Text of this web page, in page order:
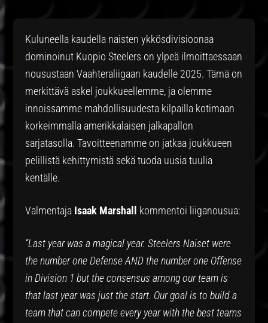
Kuluneella kaudella naisten ykkösdivisioonaa
dominoinut Kuopio Steelers on ylpeä ilmoittaessaan
nousustaan Vaahteraliigaan kaudelle 2025. Tämä on
merkittävä askel joukkueellemme, ja olemme
innoissamme mahdollisuudesta kilpailla kotimaan
korkeimmalla amerikkalaisen jalkapallon
sarjatasolla. Tavoitteenamme on jatkaa joukkueen
pelillistä kehittymistä sekä tuoda uusia tuulia
kentälle.
Valmentaja Isaak Marshall kommentoi liiganousua:
“Last year was a magical year. Steelers Naiset were
the number one Defense AND the number one Offense
in Division 1 but the consensus among our team is
that last year was just the start. Our goal is to build a
team that can compete every year with the best teams